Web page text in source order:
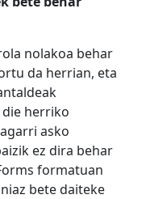
nolakoa behar
da herrian, eta
herriko
asko
ez dira behar
formatuan
bete daiteke